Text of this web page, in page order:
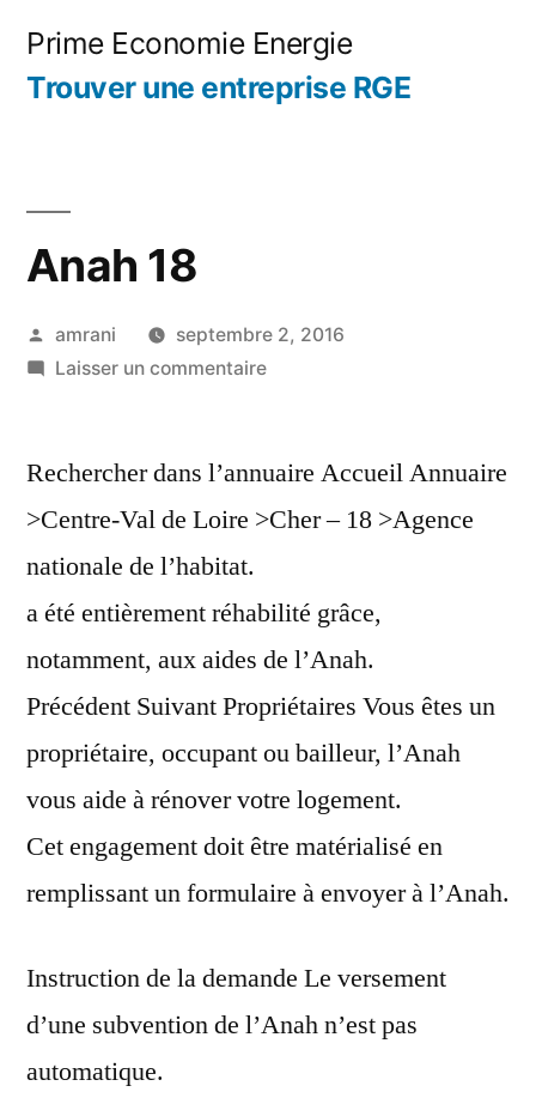
Prime Economie Energie
Trouver une entreprise RGE
Anah 18
Publié
par
amrani
septembre 2, 2016
Laisser un commentairesur
Rechercher dans l’annuaire Accueil Annuaire
>Centre-Val de Loire >Cher – 18 >Agence
nationale de l’habitat.
a été entièrement réhabilité grâce,
notamment, aux aides de l’Anah.
Précédent Suivant Propriétaires Vous êtes un
propriétaire, occupant ou bailleur, l’Anah
vous aide à rénover votre logement.
Cet engagement doit être matérialisé en
remplissant un formulaire à envoyer à l’Anah.
Instruction de la demande Le versement
d’une subvention de l’Anah n’est pas
automatique.